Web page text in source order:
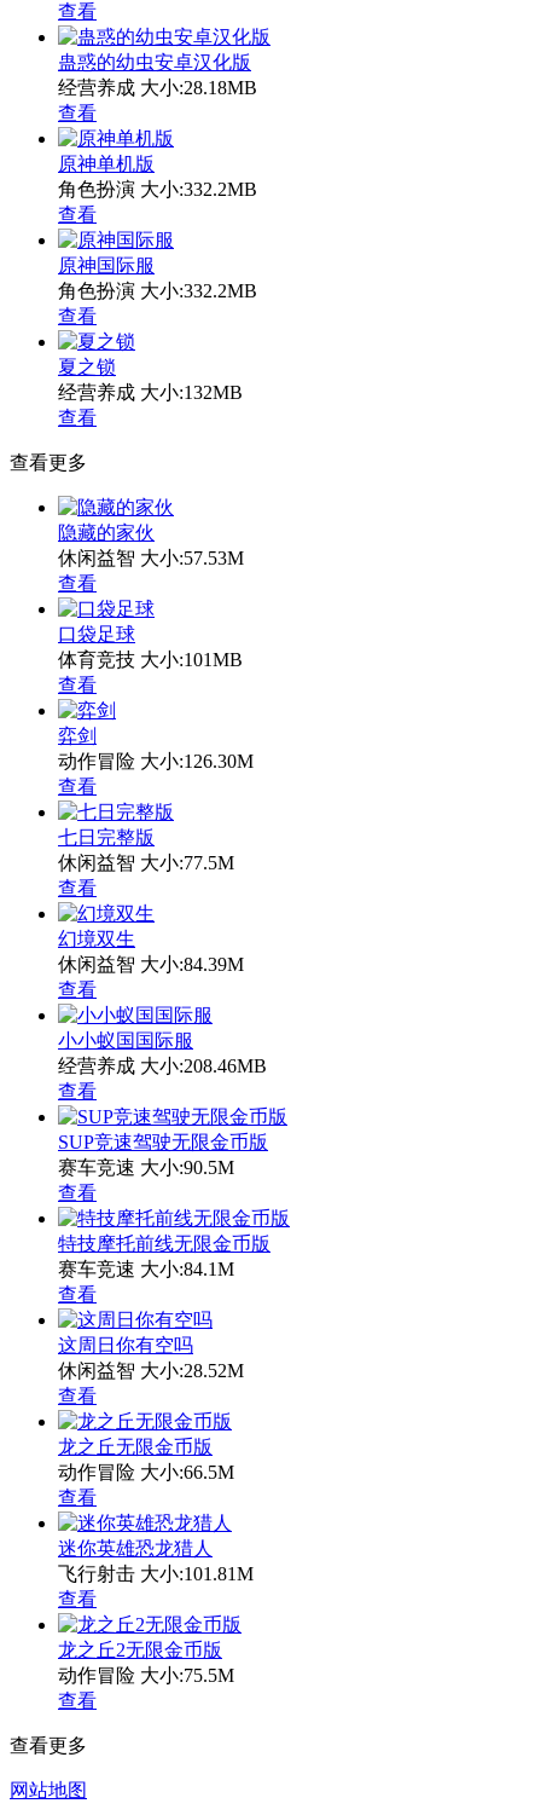
查看
蛊惑的幼虫安卓汉化版
经营养成 大小:28.18MB
查看
原神单机版
角色扮演 大小:332.2MB
查看
原神国际服
角色扮演 大小:332.2MB
查看
夏之锁
经营养成 大小:132MB
查看
查看更多
隐藏的家伙
休闲益智 大小:57.53M
查看
口袋足球
体育竞技 大小:101MB
查看
弈剑
动作冒险 大小:126.30M
查看
七日完整版
休闲益智 大小:77.5M
查看
幻境双生
休闲益智 大小:84.39M
查看
小小蚁国国际服
经营养成 大小:208.46MB
查看
SUP竞速驾驶无限金币版
赛车竞速 大小:90.5M
查看
特技摩托前线无限金币版
赛车竞速 大小:84.1M
查看
这周日你有空吗
休闲益智 大小:28.52M
查看
龙之丘无限金币版
动作冒险 大小:66.5M
查看
迷你英雄恐龙猎人
飞行射击 大小:101.81M
查看
龙之丘2无限金币版
动作冒险 大小:75.5M
查看
查看更多
网站地图